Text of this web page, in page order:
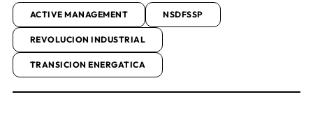
ACTIVE MANAGEMENT NSDFSSP
REVOLUCION INDUSTRIAL
TRANSICION ENERGATICA